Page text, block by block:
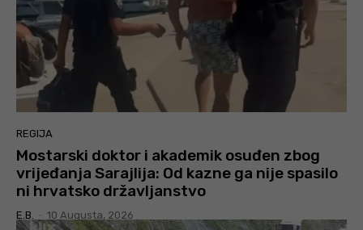
REGIJA
Mostarski doktor i akademik osuđen zbog
vrijeđanja Sarajlija: Od kazne ga nije spasilo
ni hrvatsko državljanstvo
E.B. 10 Augusta, 2026